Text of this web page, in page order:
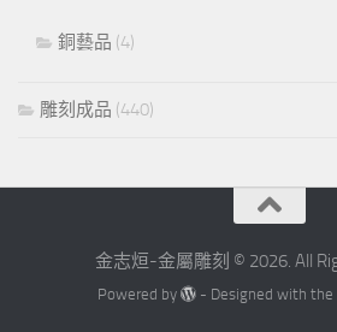
銅藝品 (4)
雕刻成品 (440)
金志烜-金屬雕刻 © 2026. All
Powered by - Designed with the